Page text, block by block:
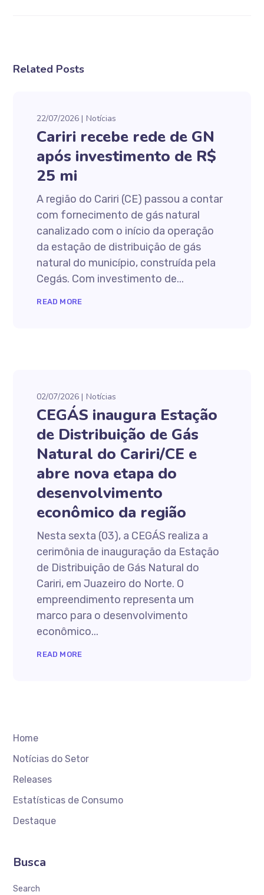
Related Posts
22/07/2026 Notícias
Cariri recebe rede de GN
após investimento de R$
25 mi
A região do Cariri (CE) passou a contar
com fornecimento de gás natural
canalizado com o início da operação
da estação de distribuição de gás
natural do município, construída pela
Cegás. Com investimento de...
READ MORE
02/07/2026 Notícias
CEGÁS inaugura Estação
de Distribuição de Gás
Natural do Cariri/CE e
abre nova etapa do
desenvolvimento
econômico da região
Nesta sexta (03), a CEGÁS realiza a
cerimônia de inauguração da Estação
de Distribuição de Gás Natural do
Cariri, em Juazeiro do Norte. O
empreendimento representa um
marco para o desenvolvimento
econômico...
READ MORE
Home
Notícias do Setor
Releases
Estatísticas de Consumo
Destaque
Busca